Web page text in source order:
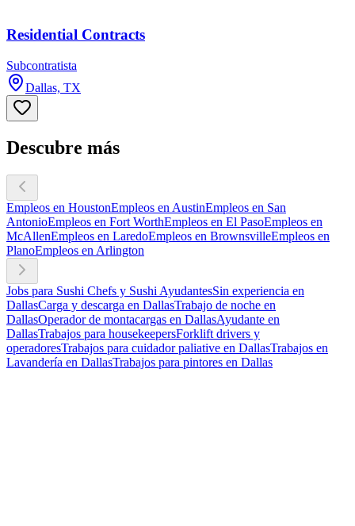
Residential Contracts
Subcontratista
Dallas, TX
Descubre más
Empleos en HoustonEmpleos en AustinEmpleos en San
AntonioEmpleos en Fort WorthEmpleos en El PasoEmpleos en
McAllenEmpleos en LaredoEmpleos en BrownsvilleEmpleos en
PlanoEmpleos en Arlington
Jobs para Sushi Chefs y Sushi AyudantesSin experiencia en
DallasCarga y descarga en DallasTrabajo de noche en
DallasOperador de montacargas en DallasAyudante en
DallasTrabajos para housekeepersForklift drivers y
operadoresTrabajos para cuidador paliative en DallasTrabajos en
Lavandería en DallasTrabajos para pintores en Dallas